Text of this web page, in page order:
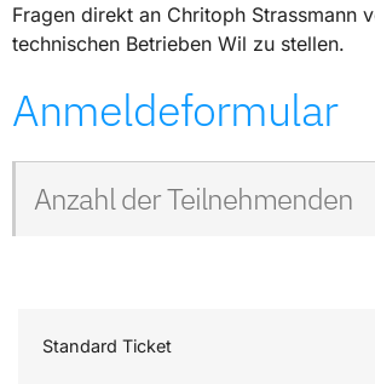
Fragen direkt an Chritoph Strassmann
technischen Betrieben Wil zu stellen.
Anmeldeformular
Anzahl der Teilnehmenden
Standard Ticket